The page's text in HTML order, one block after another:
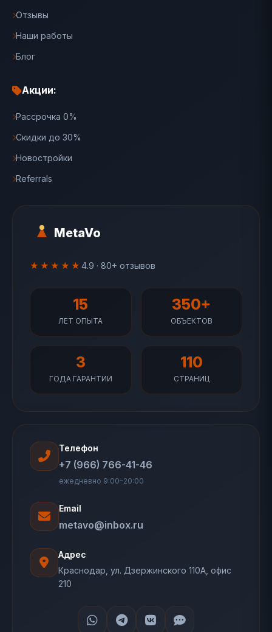
MetaVo
★★★★★ 4.9 · 80+ отзывов
15
ЛЕТ ОПЫТА
350+
ОБЪЕКТОВ
3
ГОДА ГАРАНТИИ
110
СТРАНИЦ
Отзывы
Наши работы
Блог
Акции:
Рассрочка 0%
Скидки до 30%
Новостройки
Referrals
Телефон
+7 (966) 766-41-46
ежедневно 9:00–20:00
Email
metavo@inbox.ru
Адрес
Краснодар, ул. Дзержинского 110А, офис
210